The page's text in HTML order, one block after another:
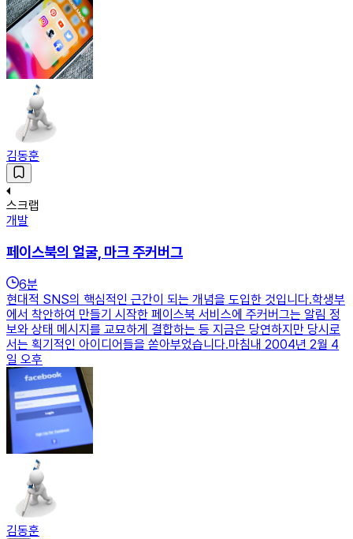
김동훈
스크랩
개발
페이스북의 얼굴, 마크 주커버그
6분
현대적 SNS의 핵심적인 근간이 되는 개념을 도입한 것입니다.학생부
에서 착안하여 만들기 시작한 페이스북 서비스에 주커버그는 알림 정
보와 상태 메시지를 교묘하게 결합하는 등 지금은 당연하지만 당시로
서는 획기적인 아이디어들을 쏟아부었습니다.마침내 2004년 2월 4
일 오후
김동훈